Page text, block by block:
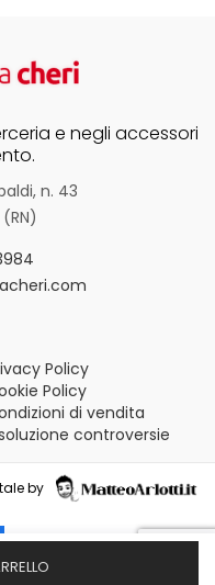
e negli accessori
n. 43
Policy
Policy
di vendita
controversie
by